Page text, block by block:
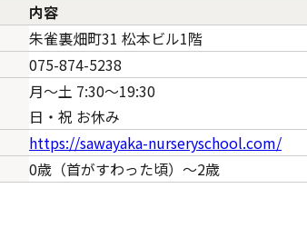
内容
朱雀裏畑町31 松本ビル1階
075-874-5238
月～土 7:30～19:30
日・祝 お休み
https://sawayaka-nurseryschool.com/
0歳（首がすわった頃）～2歳